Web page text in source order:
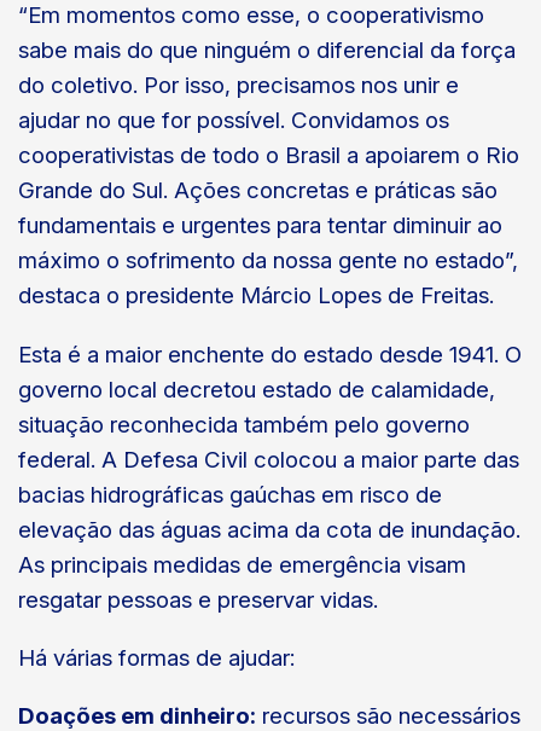
“Em momentos como esse, o cooperativismo
sabe mais do que ninguém o diferencial da força
do coletivo. Por isso, precisamos nos unir e
ajudar no que for possível. Convidamos os
cooperativistas de todo o Brasil a apoiarem o Rio
Grande do Sul. Ações concretas e práticas são
fundamentais e urgentes para tentar diminuir ao
máximo o sofrimento da nossa gente no estado”,
destaca o presidente Márcio Lopes de Freitas.
Esta é a maior enchente do estado desde 1941. O
governo local decretou estado de calamidade,
situação reconhecida também pelo governo
federal. A Defesa Civil colocou a maior parte das
bacias hidrográficas gaúchas em risco de
elevação das águas acima da cota de inundação.
As principais medidas de emergência visam
resgatar pessoas e preservar vidas.
Há várias formas de ajudar:
Doações em dinheiro: recursos são necessários